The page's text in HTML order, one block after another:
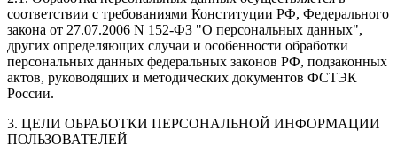
соответствии с требованиями Конституции РФ, Федерального
закона от 27.07.2006 N 152-ФЗ "О персональных данных",
других определяющих случаи и особенности обработки
персональных данных федеральных законов РФ, подзаконных
актов, руководящих и методических документов ФСТЭК
России.
3. ЦЕЛИ ОБРАБОТКИ ПЕРСОНАЛЬНОЙ ИНФОРМАЦИИ
ПОЛЬЗОВАТЕЛЕЙ